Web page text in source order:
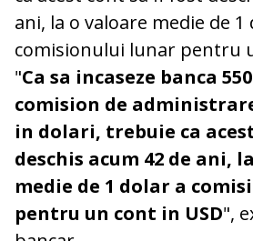
ani, la o valoare medie de 1
comisionului lunar pentru
"Ca sa incaseze banca
comision de
in dolari, trebuie ca
deschis acum 42 de ani,
medie de 1 dolar a
pentru un cont in USD",